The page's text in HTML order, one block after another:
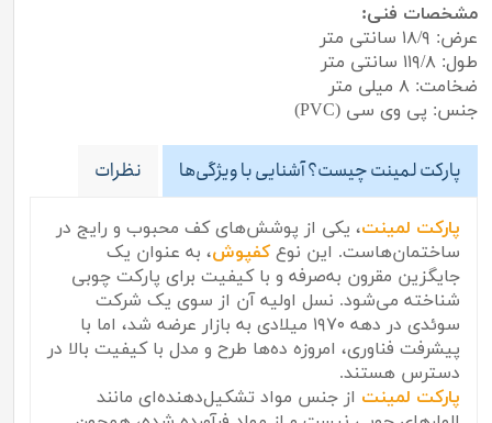
مشخصات فنی:
عرض: ۱۸/۹ سانتی متر
طول: ۱۱۹/۸ سانتی متر
ضخامت: ۸ میلی متر
جنس: پی وی سی (PVC)
پارکت لمینت چیست؟ آشنایی با ویژگی‌ها نظرات
پارکت لمینت، یکی از پوشش‌های کف محبوب و رایج در
ساختمان‌هاست. این نوع کفپوش، به عنوان یک
جایگزین مقرون به‌صرفه و با کیفیت برای پارکت چوبی
شناخته می‌شود. نسل اولیه آن از سوی یک شرکت
سوئدی در دهه ۱۹۷۰ میلادی به بازار عرضه شد، اما با
پیشرفت فناوری، امروزه ده‌ها طرح و مدل با کیفیت بالا در
دسترس هستند.
پارکت لمینت از جنس مواد تشکیل‌دهنده‌ای مانند